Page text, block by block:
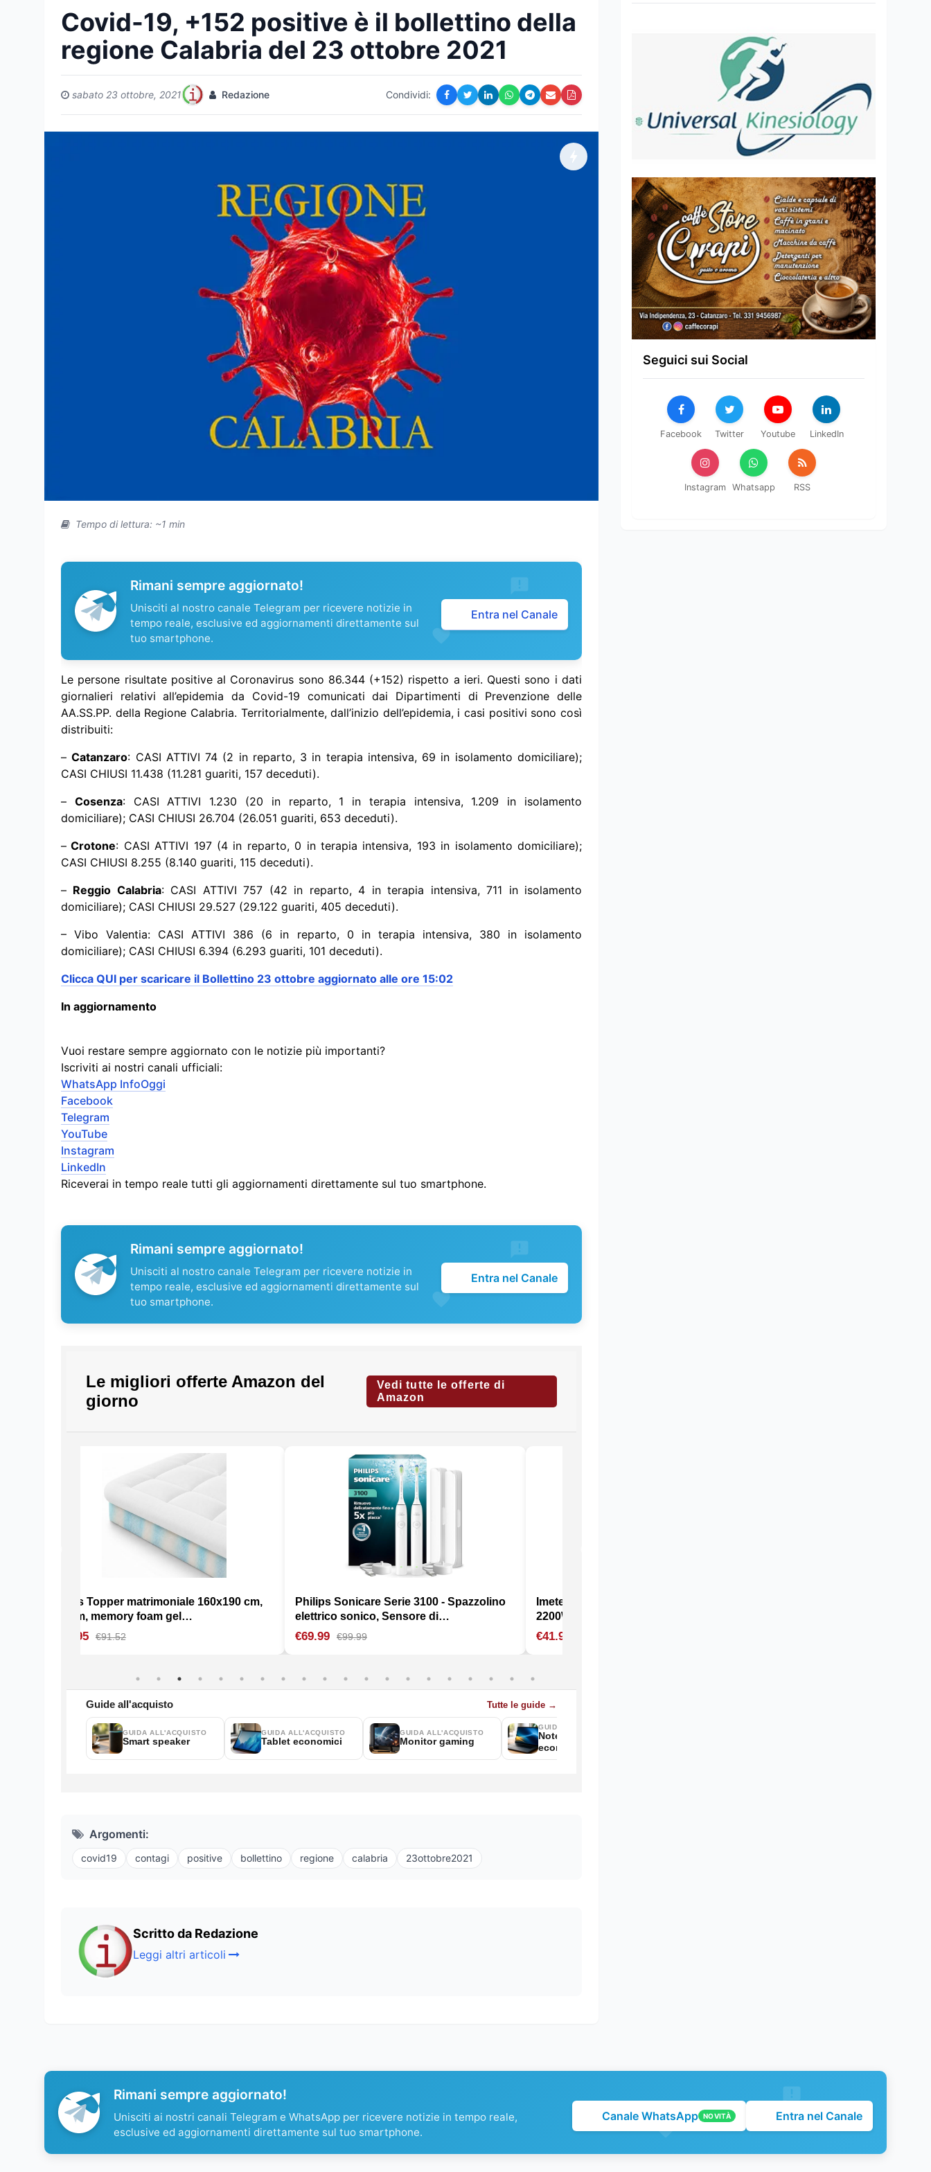
Covid-19, +152 positive è il bollettino della
regione Calabria del 23 ottobre 2021
sabato 23 ottobre, 2021 Redazione Condividi:
Tempo di lettura: ~1 min
Rimani sempre aggiornato!
Unisciti al nostro canale Telegram per ricevere notizie in
tempo reale, esclusive ed aggiornamenti direttamente sul
tuo smartphone.
Entra nel Canale
Le persone risultate positive al Coronavirus sono 86.344 (+152) rispetto a ieri. Questi sono i dati
giornalieri relativi all’epidemia da Covid-19 comunicati dai Dipartimenti di Prevenzione delle
AA.SS.PP. della Regione Calabria. Territorialmente, dall’inizio dell’epidemia, i casi positivi sono così
distribuiti:
–Catanzaro: CASI ATTIVI 74 (2 in reparto, 3 in terapia intensiva, 69 in isolamento domiciliare);
CASI CHIUSI 11.438 (11.281 guariti, 157 deceduti).
– Cosenza: CASI ATTIVI 1.230 (20 in reparto, 1 in terapia intensiva, 1.209 in isolamento
domiciliare); CASI CHIUSI 26.704 (26.051 guariti, 653 deceduti).
– Crotone: CASI ATTIVI 197 (4 in reparto, 0 in terapia intensiva, 193 in isolamento domiciliare);
CASI CHIUSI 8.255 (8.140 guariti, 115 deceduti).
– Reggio Calabria: CASI ATTIVI 757 (42 in reparto, 4 in terapia intensiva, 711 in isolamento
domiciliare); CASI CHIUSI 29.527 (29.122 guariti, 405 deceduti).
– Vibo Valentia: CASI ATTIVI 386 (6 in reparto, 0 in terapia intensiva, 380 in isolamento
domiciliare); CASI CHIUSI 6.394 (6.293 guariti, 101 deceduti).
Clicca QUI per scaricare il Bollettino 23 ottobre aggiornato alle ore 15:02
In aggiornamento
Vuoi restare sempre aggiornato con le notizie più importanti?
Iscriviti ai nostri canali ufficiali:
WhatsApp InfoOggi
Facebook
Telegram
YouTube
Instagram
LinkedIn
Riceverai in tempo reale tutti gli aggiornamenti direttamente sul tuo smartphone.
Rimani sempre aggiornato!
Unisciti al nostro canale Telegram per ricevere notizie in
tempo reale, esclusive ed aggiornamenti direttamente sul
tuo smartphone.
Entra nel Canale
Argomenti:
covid19 contagi positive bollettino regione calabria 23ottobre2021
Scritto da Redazione
Leggi altri articoli
Seguici sui Social
Facebook Twitter Youtube LinkedIn
Instagram Whatsapp RSS
Rimani sempre aggiornato!
Unisciti ai nostri canali Telegram e WhatsApp per ricevere notizie in tempo reale,
esclusive ed aggiornamenti direttamente sul tuo smartphone.
Canale WhatsApp NOVITÀ Entra nel Canale